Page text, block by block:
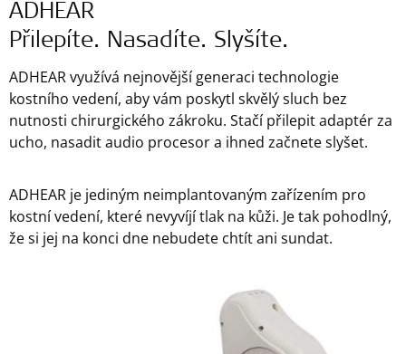
ADHEAR
Přilepíte. Nasadíte. Slyšíte.
ADHEAR využívá nejnovější generaci technologie
kostního vedení, aby vám poskytl skvělý sluch bez
nutnosti chirurgického zákroku. Stačí přilepit adaptér za
ucho, nasadit audio procesor a ihned začnete slyšet.
ADHEAR je jediným neimplantovaným zařízením pro
kostní vedení, které nevyvíjí tlak na kůži. Je tak pohodlný,
že si jej na konci dne nebudete chtít ani sundat.